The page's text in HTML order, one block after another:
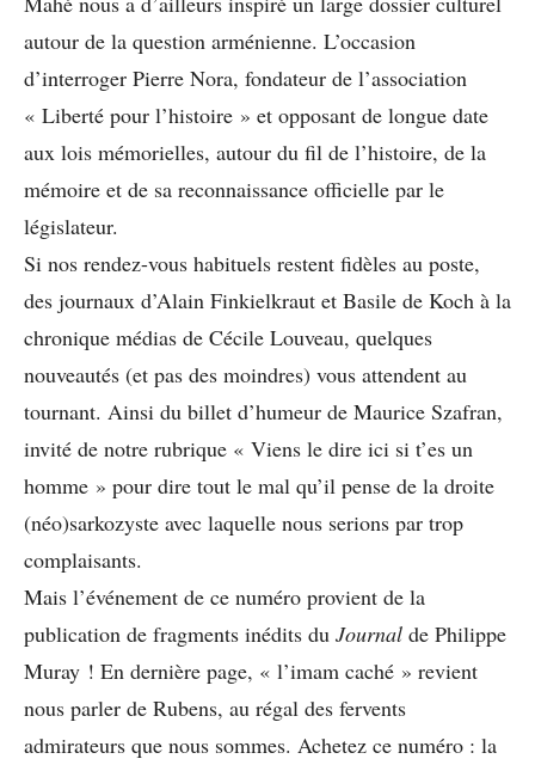
autour de la question arménienne. L’occasion
d’interroger Pierre Nora, fondateur de l’association
« Liberté pour l’histoire » et opposant de longue date
aux lois mémorielles, autour du fil de l’histoire, de la
mémoire et de sa reconnaissance officielle par le
législateur.
Si nos rendez-vous habituels restent fidèles au poste,
des journaux d’Alain Finkielkraut et Basile de Koch à la
chronique médias de Cécile Louveau, quelques
nouveautés (et pas des moindres) vous attendent au
tournant. Ainsi du billet d’humeur de Maurice Szafran,
invité de notre rubrique « Viens le dire ici si t’es un
homme » pour dire tout le mal qu’il pense de la droite
(néo)sarkozyste avec laquelle nous serions par trop
complaisants.
Mais l’événement de ce numéro provient de la
publication de fragments inédits du Journal de Philippe
Muray ! En dernière page, « l’imam caché » revient
nous parler de Rubens, au régal des fervents
admirateurs que nous sommes. Achetez ce numéro : la